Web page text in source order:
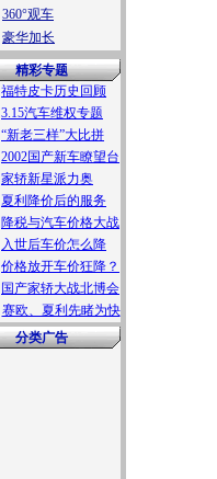
360°观车
豪华加长
精彩专题
福特皮卡历史回顾
3.15汽车维权专题
“新老三样”大比拼
2002国产新车瞭望台
家轿新星派力奥
夏利降价后的服务
降税与汽车价格大战
入世后车价怎么降
价格放开车价狂降？
国产家轿大战北博会
赛欧、夏利先睹为快
分类广告